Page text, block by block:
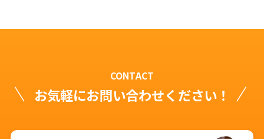
CONTACT
お気軽にお問い合わせください！